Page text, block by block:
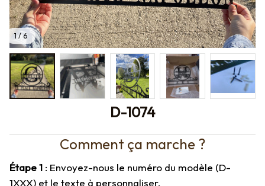
1 / 6
D-1074
Comment ça marche ?
Étape 1 : Envoyez-nous le numéro du modèle (D-
1XXX) et le texte à personnaliser.